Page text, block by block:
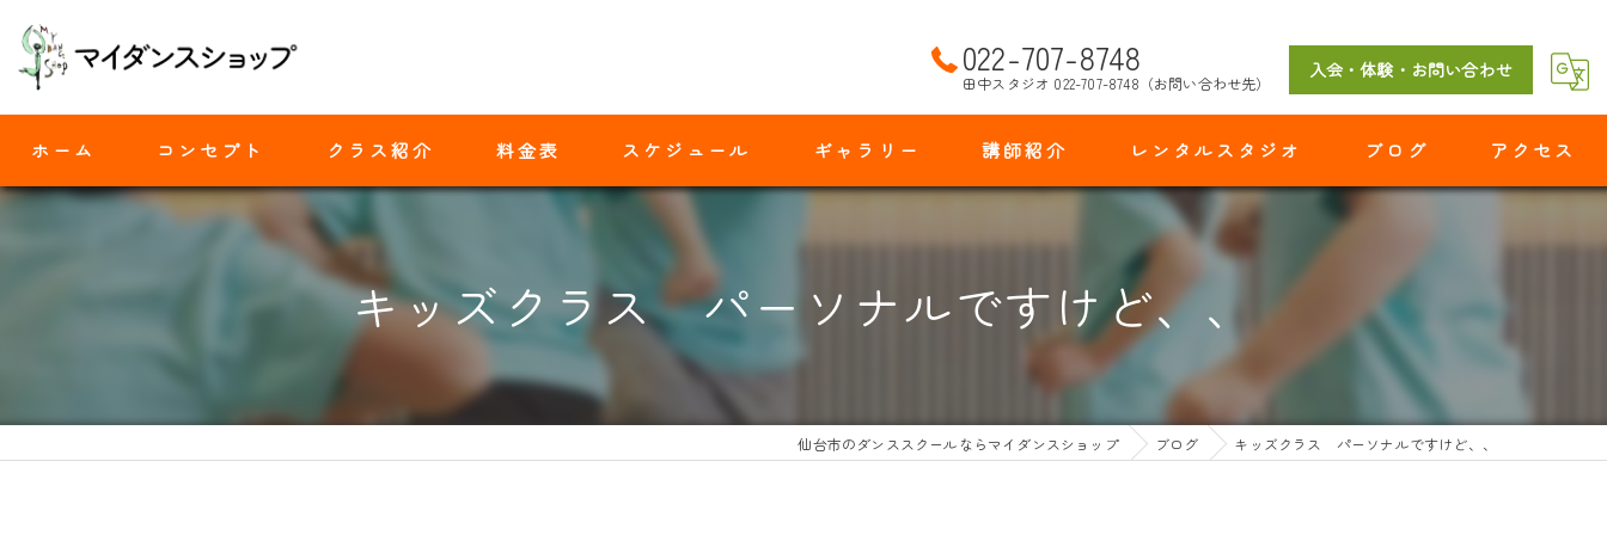
022-707-8748
田中スタジオ 022-707-8748（お問い合わせ先）
入会・体験・お問い合わせ
ホーム コンセプト クラス紹介
モダンバレエ
ヒップホップ
ジャズダンス
ストレッチ
料金表 スケジュール ギャラリー 講師紹介 レンタルスタジオ ブログ アクセス
マイダンスショップ 出花スタジオ
キッズクラス パーソナルですけど、、
仙台市のダンススクールならマイダンスショップ ブログ キッズクラス パーソナルですけど、、